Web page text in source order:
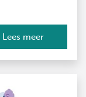
Lees meer